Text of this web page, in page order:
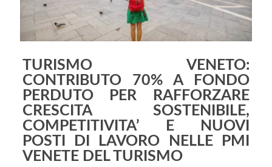
TURISMO VENETO:
CONTRIBUTO 70% A FONDO
PERDUTO PER RAFFORZARE
CRESCITA SOSTENIBILE,
COMPETITIVITA’ E NUOVI
POSTI DI LAVORO NELLE PMI
VENETE DEL TURISMO